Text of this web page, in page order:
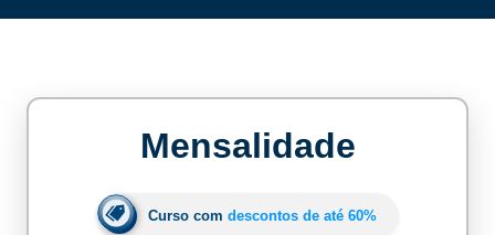
Mensalidade
Curso com descontos de até 60%